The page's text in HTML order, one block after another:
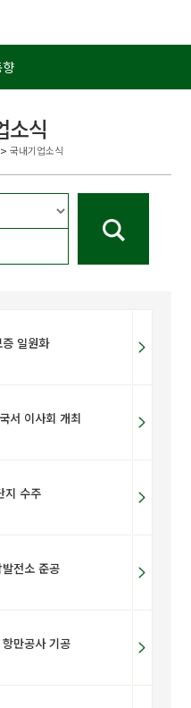
소식
국내기업소식
일원화
서 이사회 개최
지 수주
전소 준공
만공사 기공